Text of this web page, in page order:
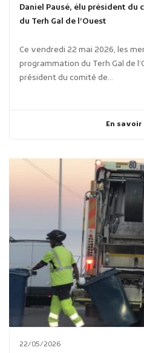
Daniel Pausé, élu président
du Terh Gal de l’Ouest
Ce vendredi 22 mai 2026, les
programmation du Terh Gal de
président du comité de...
En savoir
22/05/2026